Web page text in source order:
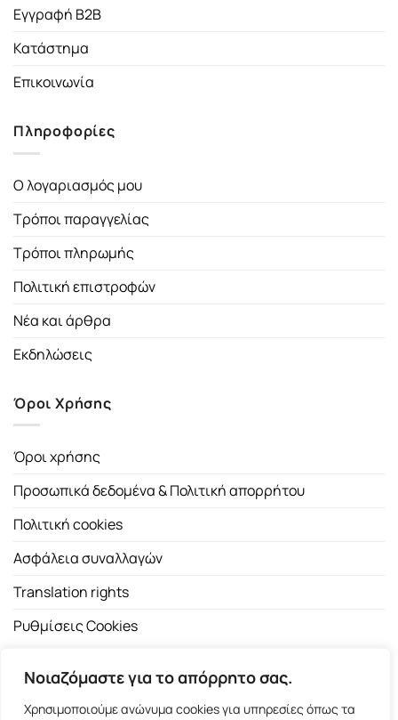
Νοιαζόμαστε για το απόρρητο σας.
Χρησιμοποιούμε ανώνυμα cookies για υπηρεσίες όπως τα
Εγγραφή B2B
Κατάστημα
Επικοινωνία
Πληροφορίες
Ο λογαριασμός μου
Τρόποι παραγγελίας
Τρόποι πληρωμής
Πολιτική επιστροφών
Νέα και άρθρα
Εκδηλώσεις
Όροι Χρήσης
Όροι χρήσης
Προσωπικά δεδομένα & Πολιτική απορρήτου
Πολιτική cookies
Ασφάλεια συναλλαγών
Translation rights
Ρυθμίσεις Cookies